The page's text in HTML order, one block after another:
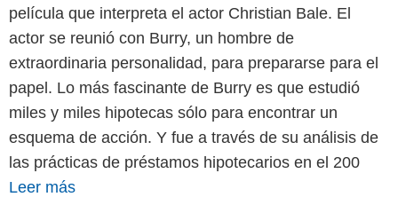
película que interpreta el actor Christian Bale. El
actor se reunió con Burry, un hombre de
extraordinaria personalidad, para prepararse para el
papel. Lo más fascinante de Burry es que estudió
miles y miles hipotecas sólo para encontrar un
esquema de acción. Y fue a través de su análisis de
las prácticas de préstamos hipotecarios en el 200
Leer más